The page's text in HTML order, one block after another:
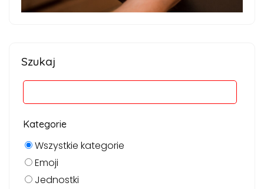
Szukaj
Kategorie
Wszystkie kategorie
Emoji
Jednostki